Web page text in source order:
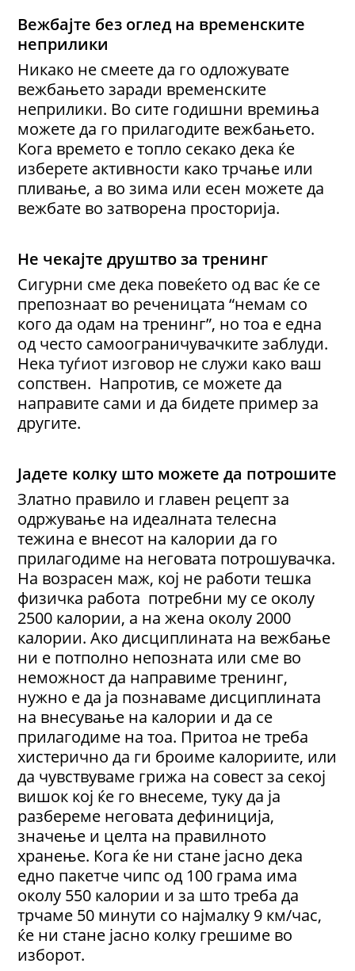
Вежбајте без оглед на временските
неприлики
Никако не смеете да го одложувате
вежбањето заради временските
неприлики. Во сите годишни времиња
можете да го прилагодите вежбањето.
Кога времето е топло секако дека ќе
изберете активности како трчање или
пливање, а во зима или есен можете да
вежбате во затворена просторија.
Не чекајте друштво за тренинг
Сигурни сме дека повеќето од вас ќе се
препознаат во реченицата “немам со
кого да одам на тренинг”, но тоа е една
од често самоограничувачките заблуди.
Нека туѓиот изговор не служи како ваш
сопствен. Напротив, се можете да
направите сами и да бидете пример за
другите.
Јадете колку што можете да потрошите
Златно правило и главен рецепт за
одржување на идеалната телесна
тежина е внесот на калории да го
прилагодиме на неговата потрошувачка.
На возрасен маж, кој не работи тешка
физичка работа потребни му се околу
2500 калории, а на жена околу 2000
калории. Ако дисциплината на вежбање
ни е потполно непозната или сме во
неможност да направиме тренинг,
нужно е да ја познаваме дисциплината
на внесување на калории и да се
прилагодиме на тоа. Притоа не треба
хистерично да ги броиме калориите, или
да чувствуваме грижа на совест за секој
вишок кој ќе го внесеме, туку да ја
разбереме неговата дефиниција,
значење и целта на правилното
хранење. Кога ќе ни стане јасно дека
едно пакетче чипс од 100 грама има
околу 550 калории и за што треба да
трчаме 50 минути со најмалку 9 км/час,
ќе ни стане јасно колку грешиме во
изборот.